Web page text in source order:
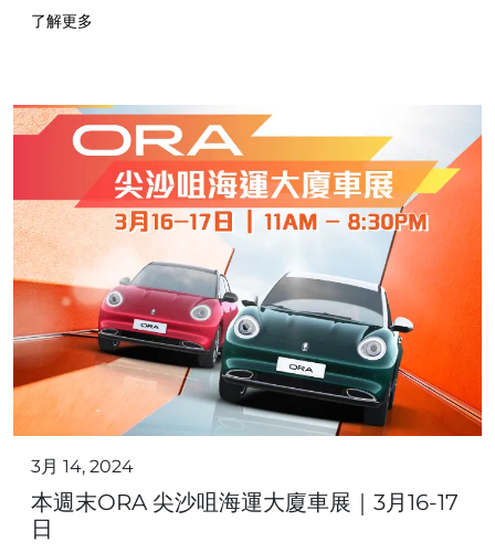
了解更多
3月 14, 2024
本週末ORA 尖沙咀海運大廈車展｜3月16-17
日